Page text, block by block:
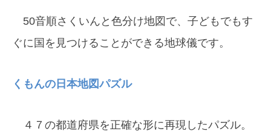
50音順さくいんと色分け地図で、子どもでもす
ぐに国を見つけることができる地球儀です。
くもんの日本地図パズル
４７の都道府県を正確な形に再現したパズル。